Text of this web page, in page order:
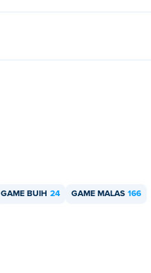
GAME BUIH 24 GAME MALAS 166